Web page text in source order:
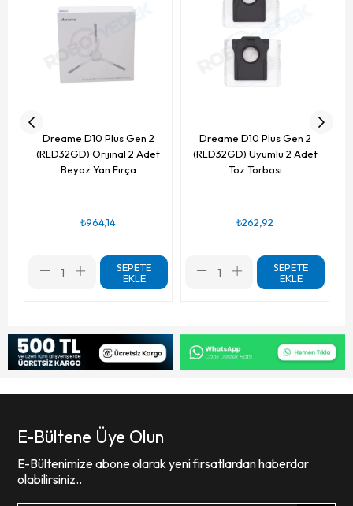
Dreame D10 Plus Gen 2
(RLD32GD) Orijinal 2 Adet
Beyaz Yan Fırça
₺964,14
SEPETE
EKLE
Dreame D10 Plus Gen 2
(RLD32GD) Uyumlu 2 Adet
Toz Torbası
₺262,92
SEPETE
EKLE
E-Bültene Üye Olun
E-Bültenimize abone olarak yeni fırsatlardan haberdar
olabilirsiniz..